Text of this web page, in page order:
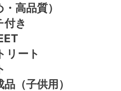
高品質）
付き
リート
（子供用）